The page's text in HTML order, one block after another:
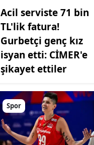
Acil serviste 71 bin
TL'lik fatura!
Gurbetçi genç kız
isyan etti: CİMER'e
şikayet ettiler
Spor